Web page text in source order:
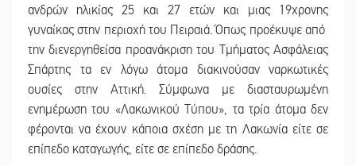
ανδρών ηλικίας 25 και 27 ετών και μιας 19χρονης
γυναίκας στην περιοχή του Πειραιά. Όπως προέκυψε από
την διενεργηθείσα προανάκριση του Τμήματος Ασφάλειας
Σπάρτης τα εν λόγω άτομα διακινούσαν ναρκωτικές
ουσίες στην Αττική. Σύμφωνα με διασταυρωμένη
ενημέρωση του «Λακωνικού Τύπου», τα τρία άτομα δεν
φέρονται να έχουν κάποια σχέση με τη Λακωνία είτε σε
επίπεδο καταγωγής, είτε σε επίπεδο δράσης.